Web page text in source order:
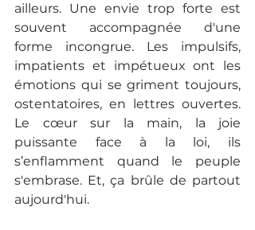
ailleurs. Une envie trop forte est
souvent accompagnée d'une
forme incongrue. Les impulsifs,
impatients et impétueux ont les
émotions qui se griment toujours,
ostentatoires, en lettres ouvertes.
Le cœur sur la main, la joie
puissante face à la loi, ils
s’enflamment quand le peuple
s'embrase. Et, ça brûle de partout
aujourd'hui.